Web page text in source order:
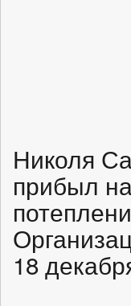
Николя
прибыл
18